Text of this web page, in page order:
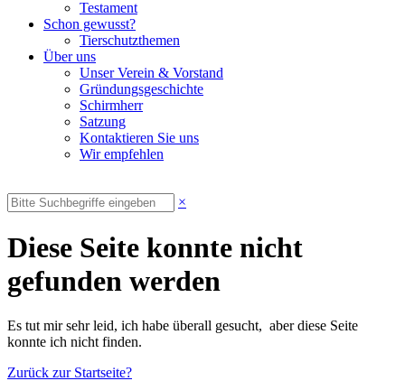
Testament
Schon gewusst?
Tierschutzthemen
Über uns
Unser Verein & Vorstand
Gründungsgeschichte
Schirmherr
Satzung
Kontaktieren Sie uns
Wir empfehlen
×
Diese Seite konnte nicht
gefunden werden
Es tut mir sehr leid, ich habe überall gesucht, aber diese Seite
konnte ich nicht finden.
Zurück zur Startseite?